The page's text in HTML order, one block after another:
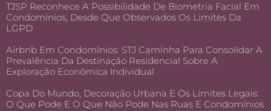
TJSP Reconhece A Possibilidade De Biometria Facial Em
Condomínios, Desde Que Observados Os Limites Da
LGPD
Airbnb Em Condomínios: STJ Caminha Para Consolidar A
Prevalência Da Destinação Residencial Sobre A
Exploração Econômica Individual
Copa Do Mundo, Decoração Urbana E Os Limites Legais:
O Que Pode E O Que Não Pode Nas Ruas E Condomínios